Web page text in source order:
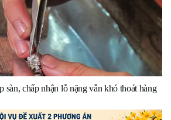
sàn, chấp nhận lỗ nặng vẫn khó thoát hàng